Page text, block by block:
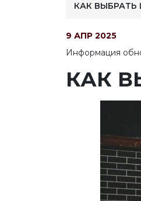
КАК ВЫБРАТЬ
9 АПР 2025
Информация
КАК